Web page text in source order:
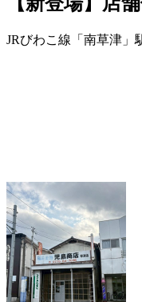
JRびわこ線「南草津」